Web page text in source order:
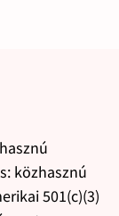
közhasznú
501(c)(3)